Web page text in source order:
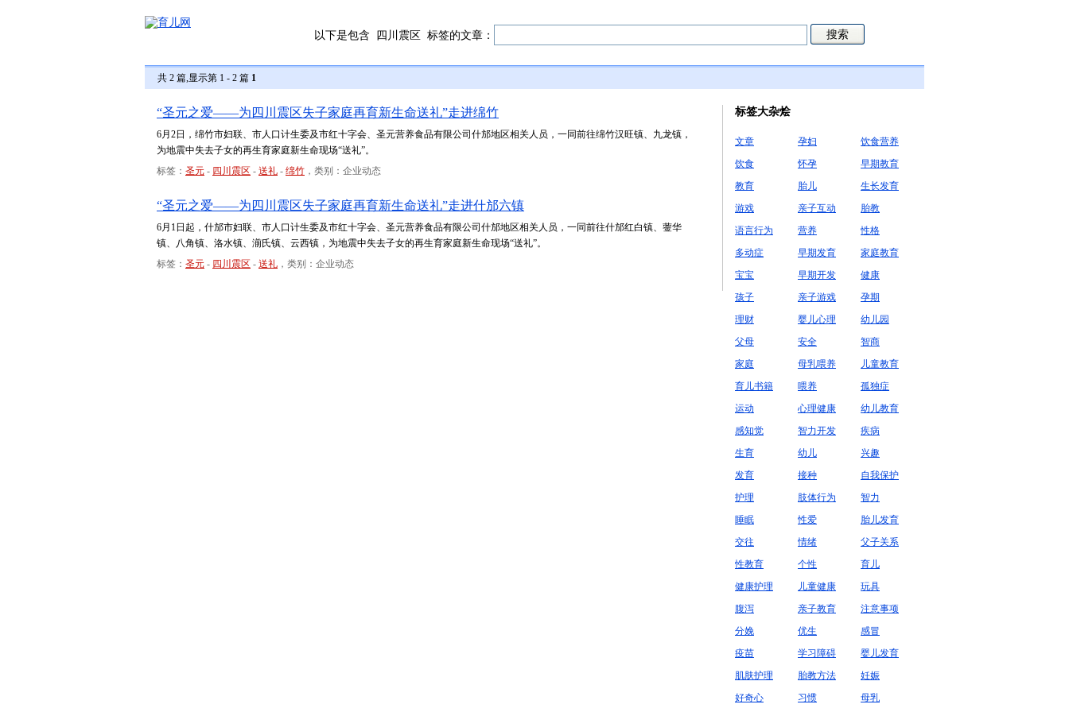
以下是包含 四川震区 标签的文章：
共 2 篇,显示第 1 - 2 篇 1
“圣元之爱——为四川震区失子家庭再育新生命送礼”走进绵竹
6月2日，绵竹市妇联、市人口计生委及市红十字会、圣元营养食品有限公司什邡地区相关人员，一同前往绵竹汉旺镇、九龙镇，
为地震中失去子女的再生育家庭新生命现场“送礼”。
标签： 圣元 - 四川震区 - 送礼 - 绵竹 ，类别：企业动态
“圣元之爱——为四川震区失子家庭再育新生命送礼”走进什邡六镇
6月1日起，什邡市妇联、市人口计生委及市红十字会、圣元营养食品有限公司什邡地区相关人员，一同前往什邡红白镇、蓥华
镇、八角镇、洛水镇、湔氏镇、云西镇，为地震中失去子女的再生育家庭新生命现场“送礼”。
标签： 圣元 - 四川震区 - 送礼 ，类别：企业动态
标签大杂烩
文章 孕妇
饮食营养
饮食
怀孕
早期教育
教育
胎儿
生长发育
游戏
亲子互动
胎教
语言行为
营养
性格
多动症
早期发育
家庭教育
宝宝
早期开发
健康
孩子
亲子游戏
孕期
理财
婴儿心理
幼儿园
父母
安全
智商
家庭
母乳喂养
儿童教育
育儿书籍
喂养
孤独症
运动
心理健康
幼儿教育
感知觉
智力开发
疾病
生育
幼儿
兴趣
发育
接种
自我保护
护理
肢体行为
智力
睡眠
性爱
胎儿发育
交往
情绪
父子关系
性教育
个性
育儿
健康护理
儿童健康
玩具
腹泻
亲子教育
注意事项
分娩
优生
感冒
疫苗
学习障碍
婴儿发育
肌肤护理
胎教方法
妊娠
好奇心
习惯 母乳